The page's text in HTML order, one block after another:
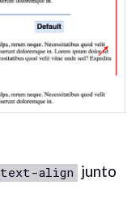
text-align junto